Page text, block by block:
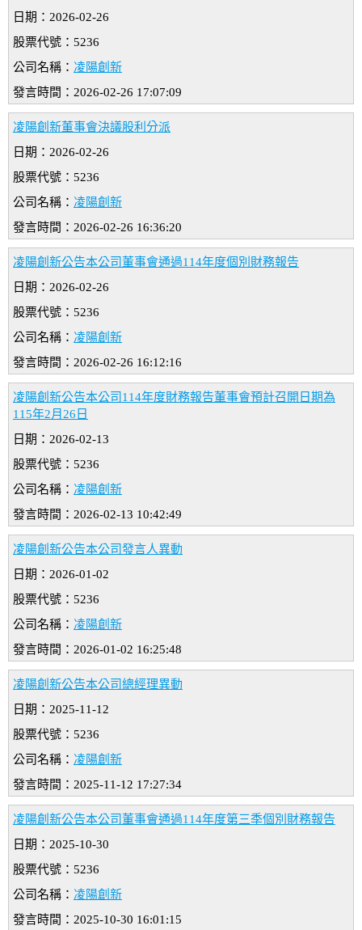
日期：2026-02-26
股票代號：5236
公司名稱： 凌陽創新
發言時間：2026-02-26 17:07:09
凌陽創新董事會決議股利分派
日期：2026-02-26
股票代號：5236
公司名稱： 凌陽創新
發言時間：2026-02-26 16:36:20
凌陽創新公告本公司董事會通過114年度個別財務報告
日期：2026-02-26
股票代號：5236
公司名稱： 凌陽創新
發言時間：2026-02-26 16:12:16
凌陽創新公告本公司114年度財務報告董事會預計召開日期為
115年2月26日
日期：2026-02-13
股票代號：5236
公司名稱： 凌陽創新
發言時間：2026-02-13 10:42:49
凌陽創新公告本公司發言人異動
日期：2026-01-02
股票代號：5236
公司名稱： 凌陽創新
發言時間：2026-01-02 16:25:48
凌陽創新公告本公司總經理異動
日期：2025-11-12
股票代號：5236
公司名稱： 凌陽創新
發言時間：2025-11-12 17:27:34
凌陽創新公告本公司董事會通過114年度第三季個別財務報告
日期：2025-10-30
股票代號：5236
公司名稱： 凌陽創新
發言時間：2025-10-30 16:01:15